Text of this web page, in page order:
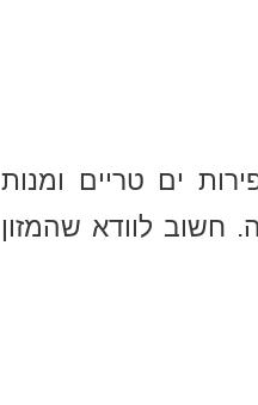
ים טריים ומנות
חשוב לוודא שהמזון